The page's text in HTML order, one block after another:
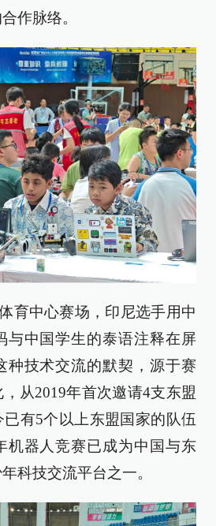
作脉络。
育中心赛场，印尼选手用中
与中国学生的泰语注释在屏
种技术交流的默契，源于赛
从2019年首次邀请4支东盟
有5个以上东盟国家的队伍
机器人竞赛已成为中国与东
科技交流平台之一。